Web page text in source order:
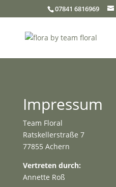
07841 6816969
Impressum
Team Floral
Ratskellerstraße 7
77855 Achern
Vertreten durch:
Annette Roß